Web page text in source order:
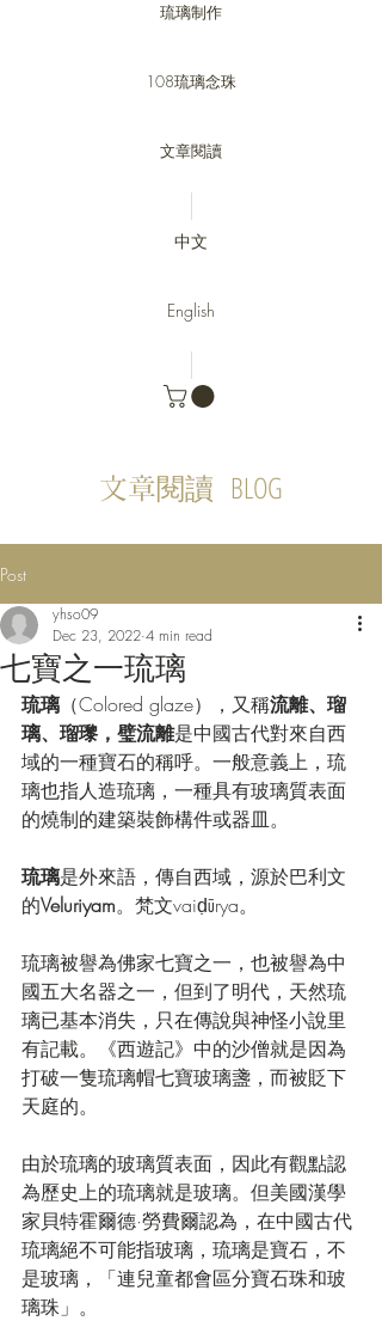
琉璃制作
108琉璃念珠
文章閱讀
中文
English
文章閱讀 BLOG
Post
七寶之一琉璃
yhso09
Dec 23, 2022 4 min read
琉璃 （Colored glaze），又稱流離、瑠
璃、瑠瓈，璧流離是中國古代對來自西
域的一種寶石的稱呼。一般意義上，琉
璃也指人造琉璃，一種具有玻璃質表面
的燒制的建築裝飾構件或器皿。
琉璃是外來語 ，傳自西域 ，源於巴利文
的Veluriyam。梵文vaiḍūrya。
琉璃被譽為佛家七寶之一，也被譽為中
國五大名器之一，但到了明代 ，天然琉
璃已基本消失，只在傳說與神怪小說里
有記載。《西遊記》中的沙僧就是因為
打破一隻琉璃帽七寶玻璃盞，而被貶下
天庭的。
由於琉璃的玻璃質表面，因此有觀點認
為歷史上的琉璃就是玻璃。但美國漢學
家貝特霍爾德·勞費爾認為，在中國古代
琉璃絕不可能指玻璃，琉璃是寶石，不
是玻璃，「連兒童都會區分寶石珠和玻
璃珠」。